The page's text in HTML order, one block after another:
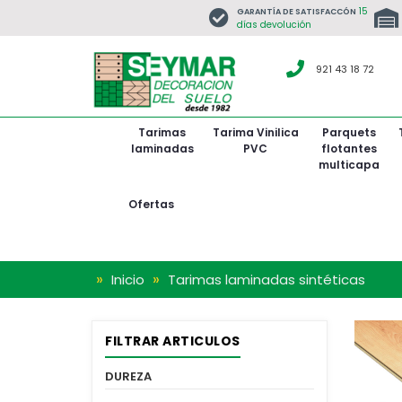
GARANTÍA DE SATISFACCÓN 15
días devolución
921 43 18 72
Tarimas
laminadas
Tarima Vinilica
PVC
Parquets
flotantes
multicapa
Ofertas
» Inicio » Tarimas laminadas sintéticas
FILTRAR ARTICULOS
DUREZA